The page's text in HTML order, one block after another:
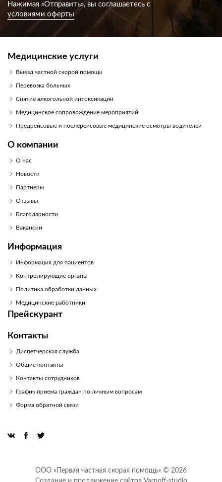
Нажимая «Отправить», вы согла­шаетесь с
условиями оферты
Медицинские услуги
Выезд частной скорой помощи
Перевозка больных
Снятие алкогольной интоксикации
Медицинское сопровождение мероприятий
Предрейсовые и послерейсовые медицинские осмотры водителей
О компании
О нас
Новости
Партнеры
Отзывы
Благодарности
Вакансии
Информация
Информация для пациентов
Контролирующие органы
Политика обработки данных
Медицинские работники
Прейскурант
Контакты
Диспетчерская служба
Общие контакты
Контакты сотрудников
График приема граждан по личным вопросам
Форма обратной связи
ООО «Первая частная скорая помощь» © 2026